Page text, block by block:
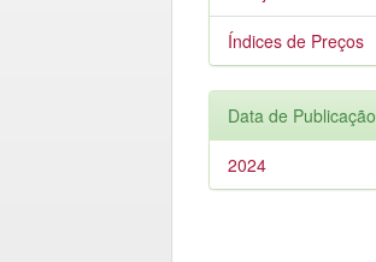
Índices de Preços
Data de Publicação
2024